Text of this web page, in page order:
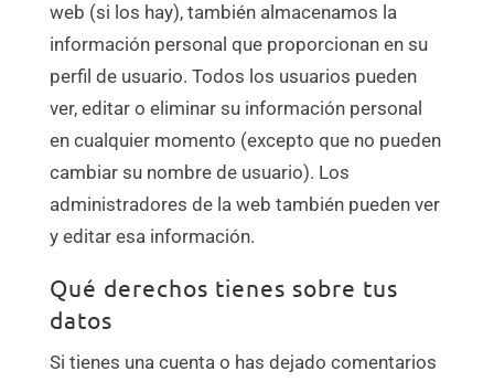
web (si los hay), también almacenamos la
información personal que proporcionan en su
perfil de usuario. Todos los usuarios pueden
ver, editar o eliminar su información personal
en cualquier momento (excepto que no pueden
cambiar su nombre de usuario). Los
administradores de la web también pueden ver
y editar esa información.
Qué derechos tienes sobre tus
datos
Si tienes una cuenta o has dejado comentarios